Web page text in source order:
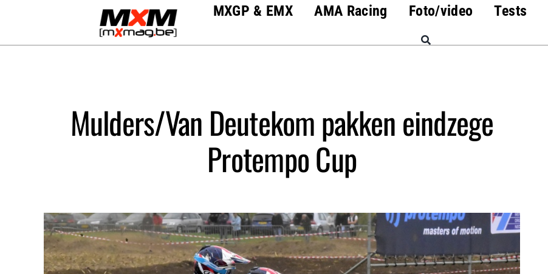
MXGP & EMX AMA Racing Foto/video Tests
Mulders/Van Deutekom pakken eindzege
Protempo Cup